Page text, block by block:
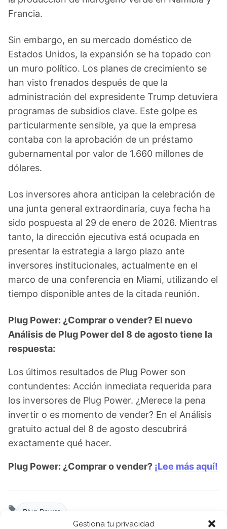
Gestiona tu privacidad
Francia.
Sin embargo, en su mercado doméstico de
Estados Unidos, la expansión se ha topado con
un muro político. Los planes de crecimiento se
han visto frenados después de que la
administración del expresidente Trump detuviera
programas de subsidios clave. Este golpe es
particularmente sensible, ya que la empresa
contaba con la aprobación de un préstamo
gubernamental por valor de 1.660 millones de
dólares.
Los inversores ahora anticipan la celebración de
una junta general extraordinaria, cuya fecha ha
sido pospuesta al 29 de enero de 2026. Mientras
tanto, la dirección ejecutiva está ocupada en
presentar la estrategia a largo plazo ante
inversores institucionales, actualmente en el
marco de una conferencia en Miami, utilizando el
tiempo disponible antes de la citada reunión.
Plug Power: ¿Comprar o vender? El nuevo
Análisis de Plug Power del 8 de agosto tiene la
respuesta:
Los últimos resultados de Plug Power son
contundentes: Acción inmediata requerida para
los inversores de Plug Power. ¿Merece la pena
invertir o es momento de vender? En el Análisis
gratuito actual del 8 de agosto descubrirá
exactamente qué hacer.
Plug Power: ¿Comprar o vender? ¡Lee más aquí!
Plug Power